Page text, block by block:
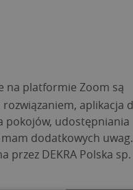
na platformie Zoom są
aplikacja
pokojów, udostępniania
dodatkowych uwag.
przez DEKRA Polska sp.